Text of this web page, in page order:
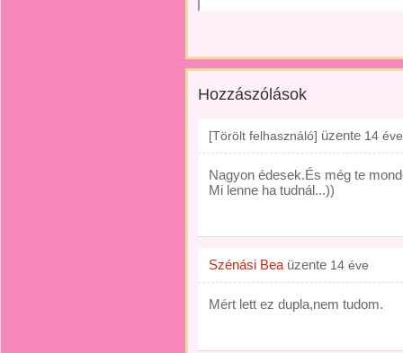
Hozzászólások
[Törölt felhasználó] üzente 14 éve
Nagyon édesek.És még te
Mi lenne ha tudnál...))
Szénási Bea üzente 14 éve
Mért lett ez dupla,nem tudom.